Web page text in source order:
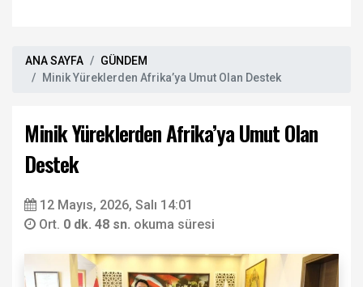
ANA SAYFA
GÜNDEM
Minik Yüreklerden Afrika’ya Umut Olan Destek
Minik Yüreklerden Afrika’ya Umut Olan
Destek
12 Mayıs, 2026, Salı 14:01
Ort. 0 dk. 48 sn. okuma süresi